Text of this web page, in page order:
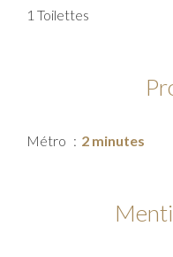
1 Toilettes
Métro 2 minutes